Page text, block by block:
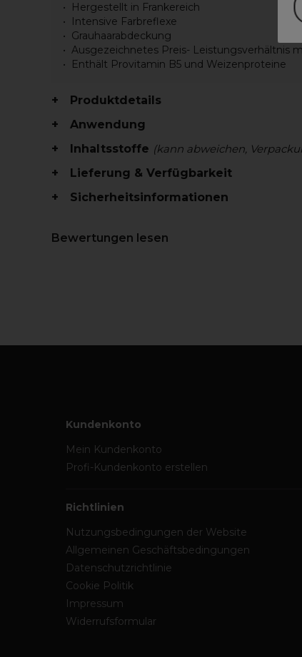
Hergestellt in Frankereich
Intensive Farbreflexe
Grauhaarabdeckung
Ausgezeichnetes Preis- Leistungsverhältnis
Enthält Provitamin B5 und Weizenproteine
Produktdetails
Anwendung
Inhaltsstoffe (kann abweichen,
Lieferung & Verfügbarkeit
Sicherheitsinformationen
Bewertungen lesen
Kundenkonto
Mein Kundenkonto
Profi-Kundenkonto erstellen
Richtlinien
Nutzungsbedingungen der Website
Allgemeinen Geschäftsbedingungen
Datenschutzrichtlinie
Cookie Politik
Impressum
Widerrufsformular